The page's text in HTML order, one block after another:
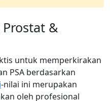
&
untuk memperkirakan
PSA berdasarkan
-nilai ini merupakan
oleh profesional